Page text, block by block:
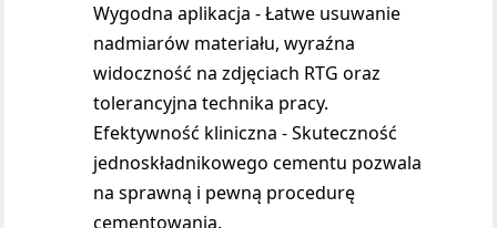
Wygodna aplikacja - Łatwe usuwanie
nadmiarów materiału, wyraźna
widoczność na zdjęciach RTG oraz
tolerancyjna technika pracy.
Efektywność kliniczna - Skuteczność
jednoskładnikowego cementu pozwala
na sprawną i pewną procedurę
cementowania.